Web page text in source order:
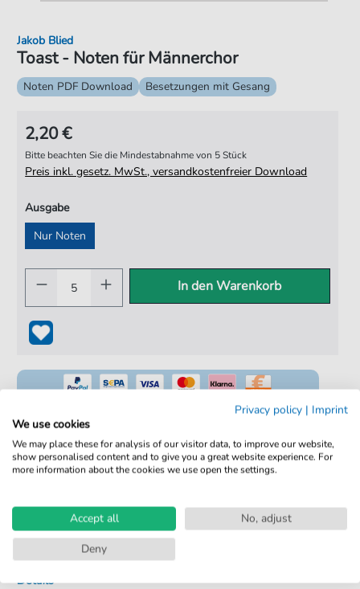
Toast - Noten für Männerchor
Jakob Blied
Noten PDF Download Besetzungen mit Gesang
2,20 €
Bitte beachten Sie die Mindestabnahme von 5 Stück
Preis inkl. gesetz. MwSt., versandkostenfreier Download
Ausgabe
Nur Noten
In den Warenkorb
100% Legal & Lizenziert
Kein Abo. Fairer Einzelkauf.
Sofortiger Download nach Kauf
Details
Privacy policy | Imprint
We use cookies
We may place these for analysis of our visitor data, to improve our website,
show personalised content and to give you a great website experience. For
more information about the cookies we use open the settings.
Accept all
No, adjust
Deny